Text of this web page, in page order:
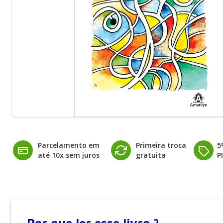
Parcelamento em
até 10x sem juros
Primeira troca
gratuita